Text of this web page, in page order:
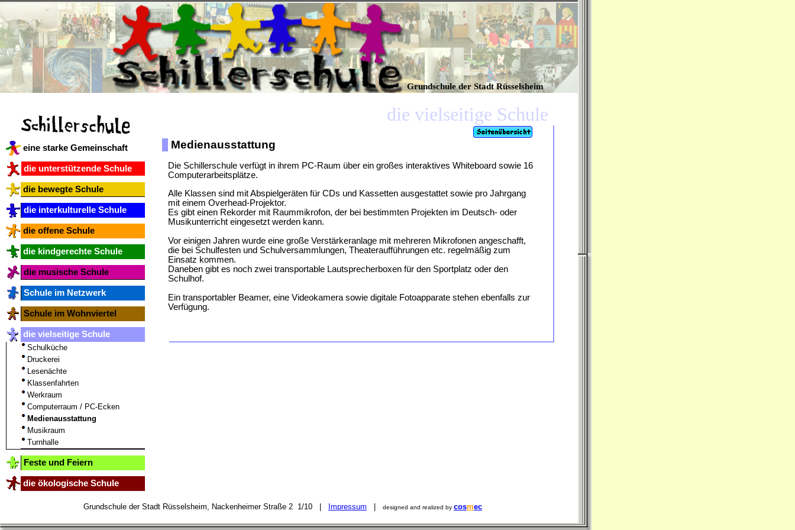
Grundschule der Stadt Rüsselsheim
eine starke Gemeinschaft
die unterstützende Schule
die bewegte Schule
die interkulturelle Schule
die offene Schule
die kindgerechte Schule
die musische Schule
Schule im Netzwerk
Schule im Wohnviertel
die vielseitige Schule
Schulküche
Druckerei
Lesenächte
Klassenfahrten
Werkraum
Computerraum / PC-Ecken
Medienausstattung
Musikraum
Turnhalle
Feste und Feiern
die ökologische Schule
die vielseitige Schule
Medienausstattung
Die Schillerschule verfügt in ihrem PC-Raum über ein großes interaktives Whiteboard sowie 16
Computerarbeitsplätze.
Alle Klassen sind mit Abspielgeräten für CDs und Kassetten ausgestattet sowie pro Jahrgang
mit einem Overhead-Projektor.
Es gibt einen Rekorder mit Raummikrofon, der bei bestimmten Projekten im Deutsch- oder
Musikunterricht eingesetzt werden kann.
Vor einigen Jahren wurde eine große Verstärkeranlage mit mehreren Mikrofonen angeschafft,
die bei Schulfesten und Schulversammlungen, Theateraufführungen etc. regelmäßig zum
Einsatz kommen.
Daneben gibt es noch zwei transportable Lautsprecherboxen für den Sportplatz oder den
Schulhof.
Ein transportabler Beamer, eine Videokamera sowie digitale Fotoapparate stehen ebenfalls zur
Verfügung.
Grundschule der Stadt Rüsselsheim, Nackenheimer Straße 2 1/10 | Impressum designed and realized by cosmec